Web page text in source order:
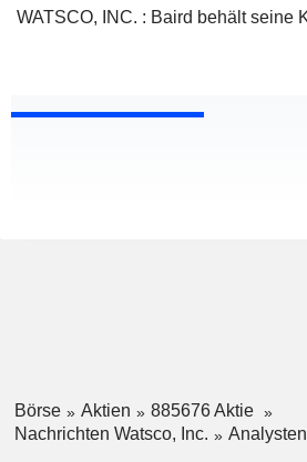
WATSCO, INC. : Baird behält seine
Börse Aktien
885676 Aktie
Nachrichten Watsco, Inc.